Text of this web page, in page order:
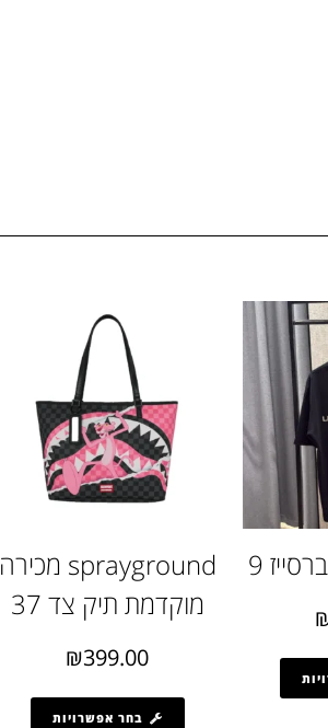
9
sprayground מכירה
מוקדמת תיק צד 37
₪399.00
בחר אפשרויות